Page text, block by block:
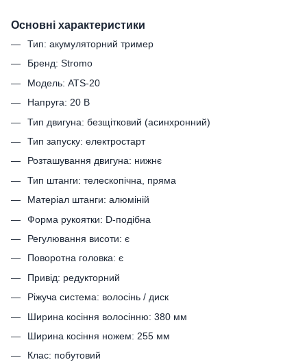
Основні характеристики
Тип: акумуляторний тример
Бренд: Stromo
Модель: ATS-20
Напруга: 20 В
Тип двигуна: безщітковий (асинхронний)
Тип запуску: електростарт
Розташування двигуна: нижнє
Тип штанги: телескопічна, пряма
Матеріал штанги: алюміній
Форма рукоятки: D-подібна
Регулювання висоти: є
Поворотна головка: є
Привід: редукторний
Ріжуча система: волосінь / диск
Ширина косіння волосінню: 380 мм
Ширина косіння ножем: 255 мм
Клас: побутовий